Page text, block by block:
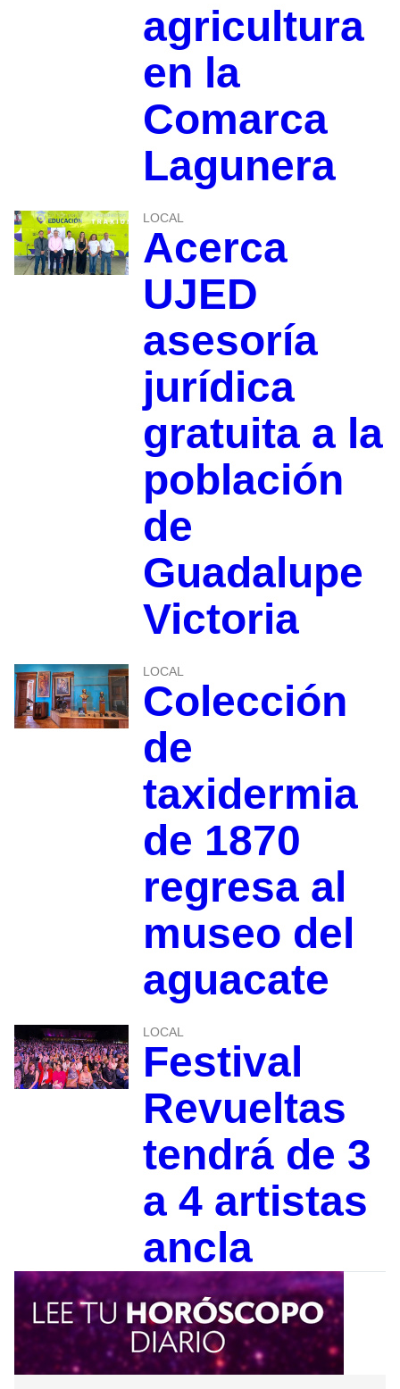
agricultura
en la
Comarca
Lagunera
LOCAL
Acerca
UJED
asesoría
jurídica
gratuita a la
población
de
Guadalupe
Victoria
LOCAL
Colección
de
taxidermia
de 1870
regresa al
museo del
aguacate
LOCAL
Festival
Revueltas
tendrá de 3
a 4 artistas
ancla